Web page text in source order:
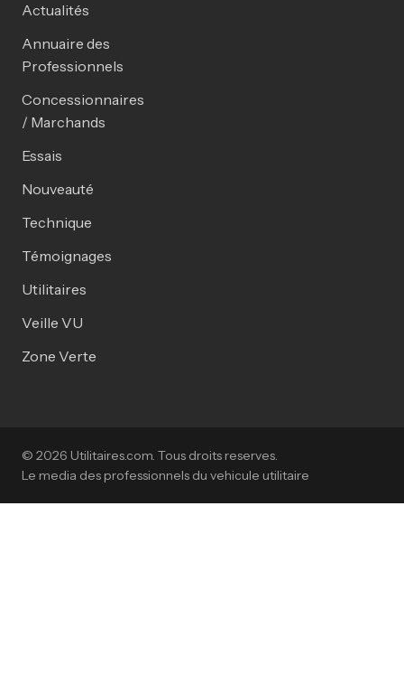
Actualités
Annuaire des
Professionnels
Concessionnaires
/ Marchands
Essais
Nouveauté
Technique
Témoignages
Utilitaires
Veille VU
Zone Verte
© 2026 Utilitaires.com. Tous droits reserves.
Le media des professionnels du vehicule utilitaire